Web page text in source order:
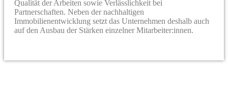
Qualität der Arbeiten sowie Verlässlichkeit bei
Partnerschaften. Neben der nachhaltigen
Immobilienentwicklung setzt das Unternehmen deshalb auch
auf den Ausbau der Stärken einzelner Mitarbeiter:innen.